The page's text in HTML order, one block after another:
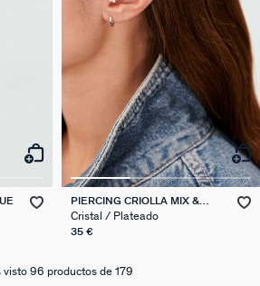
PIERCING CRIOLLA MIX &
MATCH
Cristal / Plateado
35 €
visto 96 productos de 179